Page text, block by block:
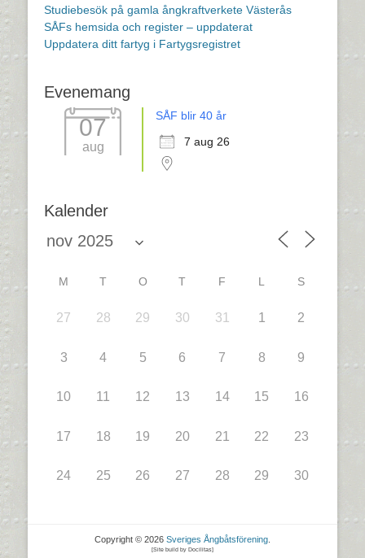
Studiebesök på gamla ångkraftverkete Västerås
SÅFs hemsida och register – uppdaterat
Uppdatera ditt fartyg i Fartygsregistret
Evenemang
07
aug
SÅF blir 40 år
7 aug 26
Kalender
M T O T F L S
27 28 29 30 31 1 2
3 4 5 6 7 8 9
10 11 12 13 14 15 16
17 18 19 20 21 22 23
24 25 26 27 28 29 30
Copyright © 2026 Sveriges Ångbåtsförening
[Site build by Docilitas]